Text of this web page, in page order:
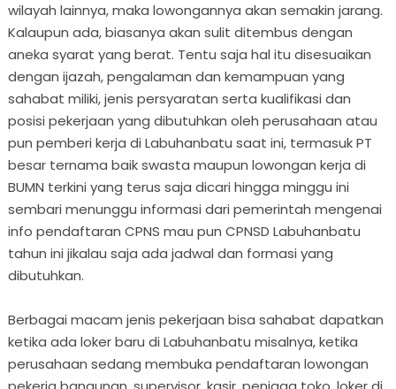
wilayah lainnya, maka lowongannya akan semakin jarang.
Kalaupun ada, biasanya akan sulit ditembus dengan
aneka syarat yang berat. Tentu saja hal itu disesuaikan
dengan ijazah, pengalaman dan kemampuan yang
sahabat miliki, jenis persyaratan serta kualifikasi dan
posisi pekerjaan yang dibutuhkan oleh perusahaan atau
pun pemberi kerja di Labuhanbatu saat ini, termasuk PT
besar ternama baik swasta maupun lowongan kerja di
BUMN terkini yang terus saja dicari hingga minggu ini
sembari menunggu informasi dari pemerintah mengenai
info pendaftaran CPNS mau pun CPNSD Labuhanbatu
tahun ini jikalau saja ada jadwal dan formasi yang
dibutuhkan.
Berbagai macam jenis pekerjaan bisa sahabat dapatkan
ketika ada loker baru di Labuhanbatu misalnya, ketika
perusahaan sedang membuka pendaftaran lowongan